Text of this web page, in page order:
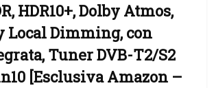
HDR10+, Dolby Atmos,
Dimming, con
Tuner DVB-T2/S2
[Esclusiva Amazon –